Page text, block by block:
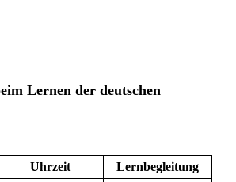
Lernen der deutschen
Uhrzeit Lernbegleitung